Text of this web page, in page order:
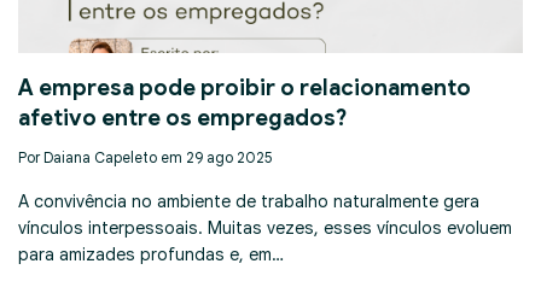
A empresa pode proibir o relacionamento
afetivo entre os empregados?
Por Daiana Capeleto em 29 ago 2025
A convivência no ambiente de trabalho naturalmente gera
vínculos interpessoais. Muitas vezes, esses vínculos evoluem
para amizades profundas e, em…